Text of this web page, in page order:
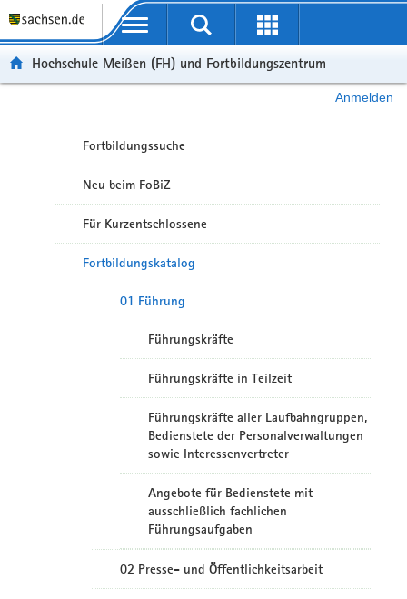
Portalübergreifende Navigation
Hochschule Meißen (FH) und Fortbildungszentrum
Anmelden
Fortbildungssuche
Neu beim FoBiZ
Für Kurzentschlossene
Fortbildungskatalog
01 Führung
Führungskräfte
Führungskräfte in Teilzeit
Führungskräfte aller Laufbahngruppen,
Bedienstete der Personalverwaltungen
sowie Interessenvertreter
Angebote für Bedienstete mit
ausschließlich fachlichen
Führungsaufgaben
02 Presse- und Öffentlichkeitsarbeit